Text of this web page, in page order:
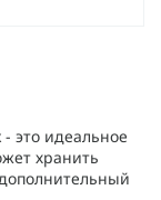
это идеальное
хранить